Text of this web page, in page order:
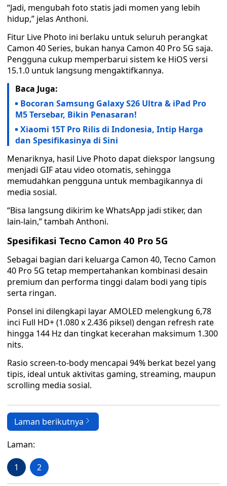
“Jadi, mengubah foto statis jadi momen yang lebih
hidup,” jelas Anthoni.
Fitur Live Photo ini berlaku untuk seluruh perangkat
Camon 40 Series, bukan hanya Camon 40 Pro 5G saja.
Pengguna cukup memperbarui sistem ke HiOS versi
15.1.0 untuk langsung mengaktifkannya.
Baca Juga:
Bocoran Samsung Galaxy S26 Ultra & iPad Pro
M5 Tersebar, Bikin Penasaran!
Xiaomi 15T Pro Rilis di Indonesia, Intip Harga
dan Spesifikasinya di Sini
Menariknya, hasil Live Photo dapat diekspor langsung
menjadi GIF atau video otomatis, sehingga
memudahkan pengguna untuk membagikannya di
media sosial.
“Bisa langsung dikirim ke WhatsApp jadi stiker, dan
lain-lain,” tambah Anthoni.
Spesifikasi Tecno Camon 40 Pro 5G
Sebagai bagian dari keluarga Camon 40, Tecno Camon
40 Pro 5G tetap mempertahankan kombinasi desain
premium dan performa tinggi dalam bodi yang tipis
serta ringan.
Ponsel ini dilengkapi layar AMOLED melengkung 6,78
inci Full HD+ (1.080 x 2.436 piksel) dengan refresh rate
hingga 144 Hz dan tingkat kecerahan maksimum 1.300
nits.
Rasio screen-to-body mencapai 94% berkat bezel yang
tipis, ideal untuk aktivitas gaming, streaming, maupun
scrolling media sosial.
Laman berikutnya
Laman:
1 2